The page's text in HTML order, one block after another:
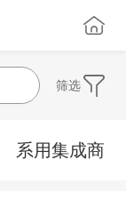
筛选
系用集成商